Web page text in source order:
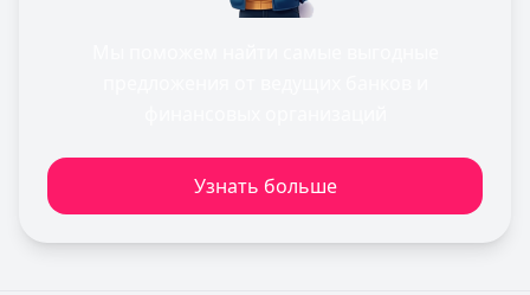
Узнать больше